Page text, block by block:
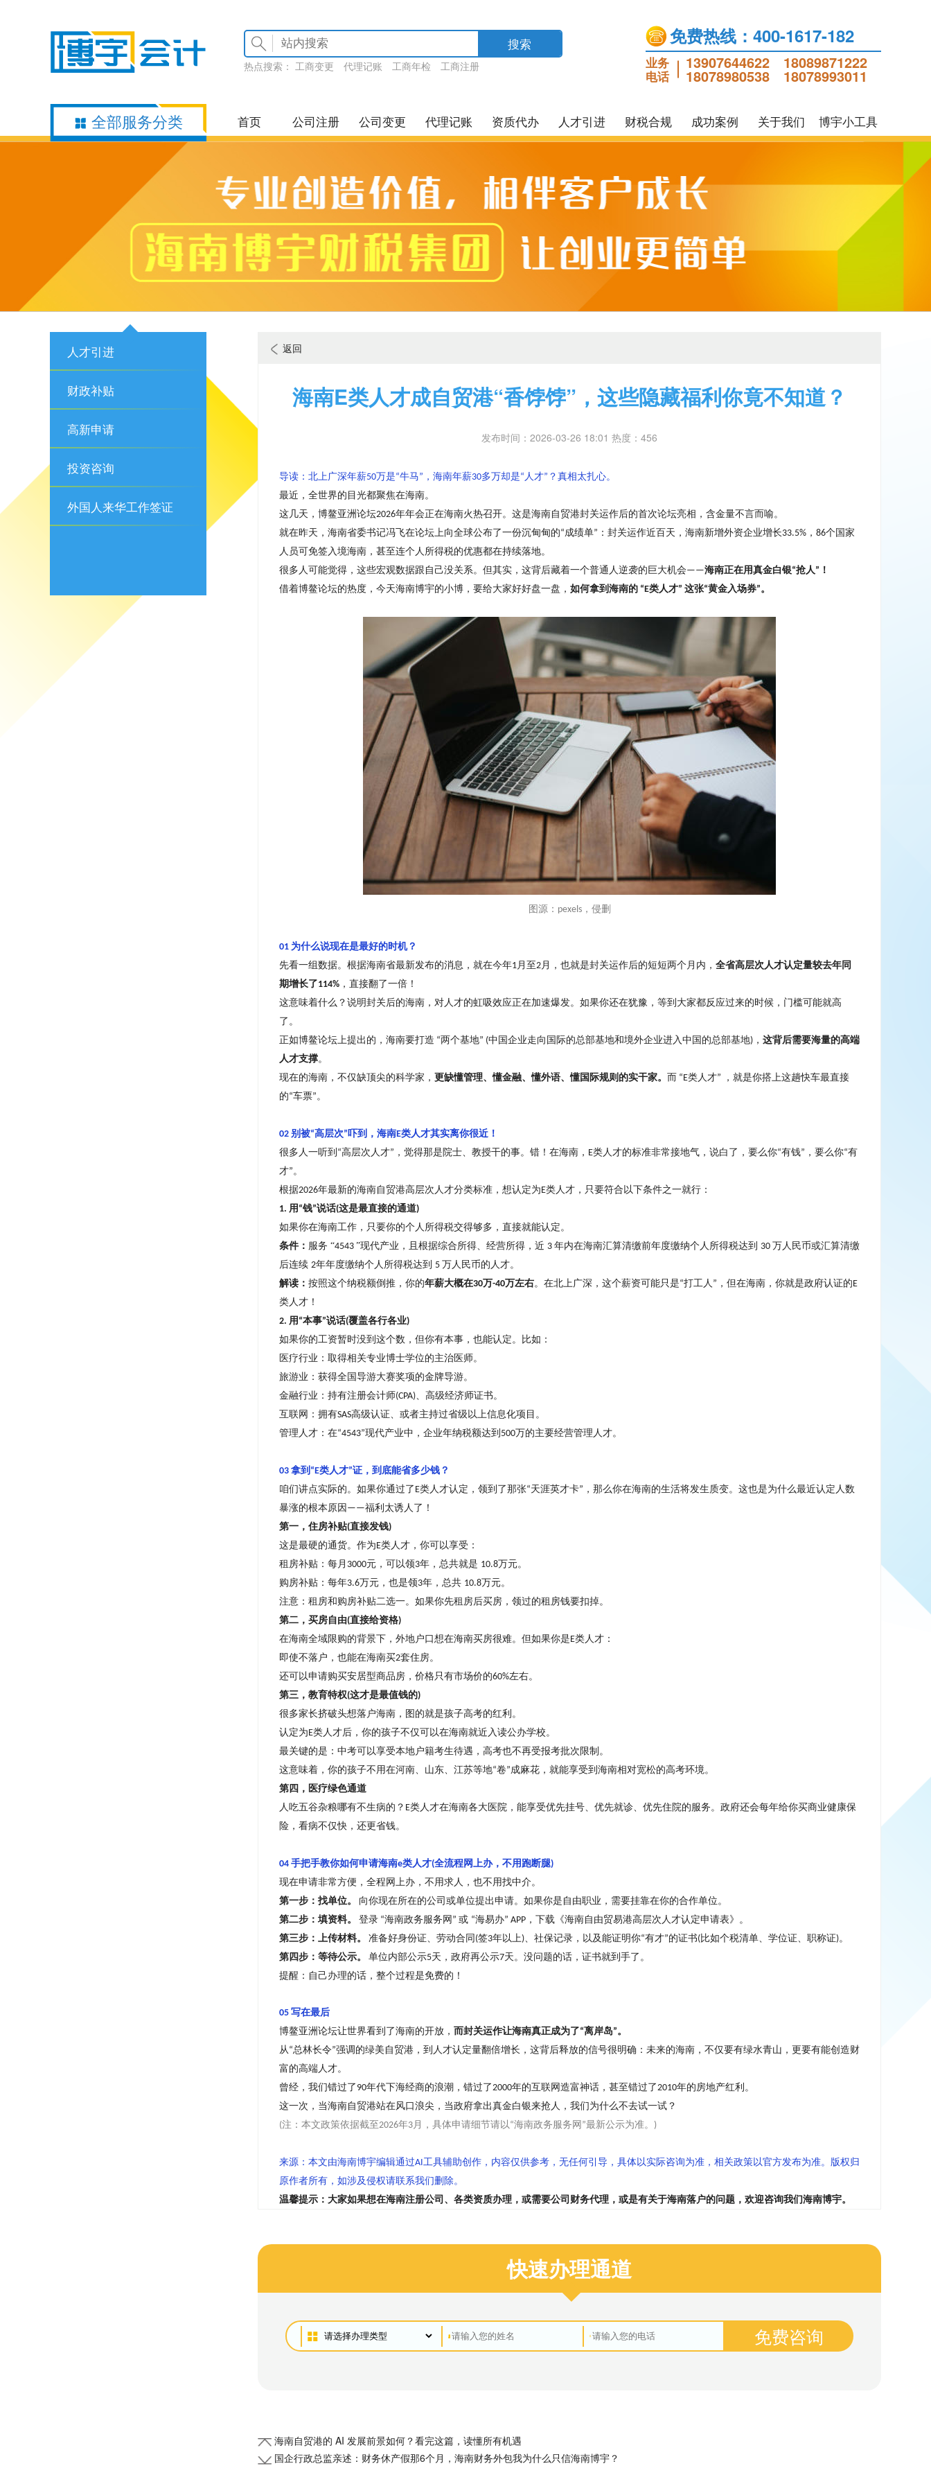
搜索
热点搜索： 工商变更 代理记账 工商年检 工商注册
免费热线：400-1617-182
业务
电话
13907644622 18089871222
18078980538 18078993011
全部服务分类 首页 公司注册 公司变更 代理记账 资质代办 人才引进 财税合规 成功案例 关于我们 博宇小工具
人才引进
财政补贴
高新申请
投资咨询
外国人来华工作签证
返回
海南E类人才成自贸港“香饽饽”，这些隐藏福利你竟不知道？
发布时间：2026-03-26 18:01 热度：456
导读：北上广深年薪50万是“牛马” ，海南年薪30多万却是“ 人才” ？ 真相太扎心。
最近，全世界的目光都聚焦在海南。
这几天，博鳌亚洲论坛2026年年会正在海南火热召开。这是海南自贸港封关运作后的首次论坛亮相，含金量不言而喻。
就在昨天，海南省委书记冯飞在论坛上向全球公布了一份沉甸甸的“成绩单” ：封关运作近百天，海南新增外资企业增长33.5% ， 86个国家
人员可免签入境海南，甚至连个人所得税的优惠都在持续落地。
很多人可能觉得，这些宏观数据跟自己没关系。但其实，这背后藏着一个普通人逆袭的巨大机会——海南正在用真金白银“抢人” ！
借着博鳌论坛的热度，今天海南博宇的小博，要给大家好好盘一盘， 如何拿到海南的 “E类人才” 这张“黄金入场券”。
图源： pexels，侵删
01 为什么说现在是最好的时机？
先看一组数据。根据海南省最新发布的消息，就在今年1月至2月，也就是封关运作后的短短两个月内， 全省高层次人才认定量较去年同
期增长了114% ，直接翻了一倍 ！
这意味着什么 ？ 说明封关后的海南，对人才的虹吸效应正在加速爆发。如果你还在犹豫，等到大家都反应过来的时候，门槛可能就高
了。
正如博鳌论坛上提出的，海南要打造 “两个基地” (中国企业走向国际的总部基地和境外企业进入中国的总部基地) ， 这背后需要海量的高端
人才支撑。
现在的海南，不仅缺顶尖的科学家， 更缺懂管理、懂金融、懂外语、懂国际规则的实干家。 而 “E类人才”
，就是你搭上这趟快车最直接
的“车票”。
02 别被“高层次”吓到，海南E类人才其实离你很近 ！
很多人一听到 “高层次人才” ，觉得那是院士、教授干的事。错 ！ 在海南， E类人才的标准非常接地气，说白了，要么你“有钱” ，要么你“有
才”。
根据2026年最新的海南自贸港高层次人才分类标准，想认定为E类人才，只要符合以下条件之一就行：
1. 用 “钱”说话(这是最直接的通道)
如果你在海南工作，只要你的个人所得税交得够多，直接就能认定。
条件： 服务 “4543 ”现代产业，且根据综合所得、经营所得，近 3 年内在海南汇算清缴前年度缴纳个人所得税达到 30 万人民币或汇算清缴
后连续 2年年度缴纳个人所得税达到 5 万人民币的人才。
解读： 按照这个纳税额倒推，你的年薪大概在30万-40万左右。在北上广深，这个薪资可能只是“打工人 ” ，但在海南，你就是政府认证的E
类人才 ！
2. 用 “本事”说话(覆盖各行各业)
如果你的工资暂时没到这个数，但你有本事，也能认定。比如：
医疗行业：取得相关专业博士学位的主治医师。
旅游业：获得全国导游大赛奖项的金牌导游。
金融行业：持有注册会计师(CPA)、高级经济师证书。
互联网：拥有SAS高级认证、或者主持过省级以上信息化项目。
管理人才：在“4543”现代产业中，企业年纳税额达到 500万的主要经营管理人才。
03 拿到 “E类人才”证，到底能省多少钱 ？
咱们讲点实际的。如果你通过了 E类人才认定，领到了那张“天涯英才卡” ，那么你在海南的生活将发生质变。这也是为什么最近认定人数
暴涨的根本原因 ——福利太诱人了 ！
第一，住房补贴(直接发钱)
这是最硬的通货。作为E类人才，你可以享受：
租房补贴：每月 3000元，可以领3年，总共就是 10.8万元。
购房补贴：每年3.6万元，也是领3年，总共 10.8万元。
注意：租房和购房补贴二选一。如果你先租房后买房，领过的租房钱要扣掉。
第二，买房自由(直接给资格)
在海南全域限购的背景下，外地户口想在海南买房很难。但如果你是E类人才：
即使不落户，也能在海南买2套住房。
还可以申请购买安居型商品房，价格只有市场价的60%左右。
第三，教育特权(这才是最值钱的)
很多家长挤破头想落户海南，图的就是孩子高考的红利。
认定为E类人才后，你的孩子不仅可以在海南就近入读公办学校。
最关键的是：中考可以享受本地户籍考生待遇，高考也不再受报考批次限制。
这意味着，你的孩子不用在河南、山东、江苏等地“卷”成麻花，就能享受到海南相对宽松的高考环境。
第四，医疗绿色通道
人吃五谷杂粮哪有不生病的 ？ E类人才在海南各大医院，能享受优先挂号、优先就诊、优先住院的服务。政府还会每年给你买商业健康保
险，看病不仅快，还更省钱。
04 手把手教你如何申请海南e类人才(全流程网上办，不用跑断腿)
现在申请非常方便，全程网上办，不用求人，也不用找中介。
第一步：找单位。
向你现在所在的公司或单位提出申请。如果你是自由职业，需要挂靠在你的合作单位。
第二步：填资料。
登录 “海南政务服务网 ” 或 “海易办” APP ，下载《海南自由贸易港高层次人才认定申请表》。
第三步：上传材料。
准备好身份证、劳动合同 (签3年以上)、社保记录，以及能证明你“有才”的证书(比如个税清单、学位证、职称证)。
第四步：等待公示。
单位内部公示5天，政府再公示7天。没问题的话，证书就到手了。
提醒： 自己办理的话， 整个过程是免费的 ！
05 写在最后
博鳌亚洲论坛让世界看到了海南的开放， 而封关运作让海南真正成为了“离岸岛”。
从“总林长令”强调的绿美自贸港，到人才认定量翻倍增长，这背后释放的信号很明确：未来的海南，不仅要有绿水青山，更要有能创造财
富的高端人才。
曾经，我们错过了 90年代下海经商的浪潮，错过了2000年的互联网造富神话，甚至错过了2010年的房地产红利。
这一次，当海南自贸港站在风口浪尖，当政府拿出真金白银来抢人，我们为什么不去试一试 ？
(注：本文政策依据截至2026年3月，具体申请细节请以“海南政务服务网 ”最新公示为准。 )
来源：本文由海南博宇编辑通过AI工具辅助创作，内容仅供参考，无任何引导，具体以实际咨询为准，相关政策以官方发布为准。版权归
原作者所有，如涉及侵权请联系我们删除。
温馨提示：大家如果想在海南注册公司、各类资质办理，或需要公司财务代理，或是有关于海南落户的问题，欢迎咨询我们海南博宇。
快速办理通道
免费咨询
海南自贸港的 AI 发展前景如何？看完这篇，读懂所有机遇
国企行政总监亲述：财务休产假那6个月，海南财务外包我为什么只信海南博宇？